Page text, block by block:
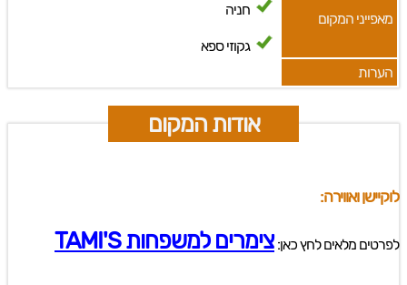
מאפייני המקום
חניה
גקוזי ספא
הערות
אודות המקום
לוקיישן ואווירה:
לפרטים מלאים לחץ כאן:צימרים למשפחות TAMI'S